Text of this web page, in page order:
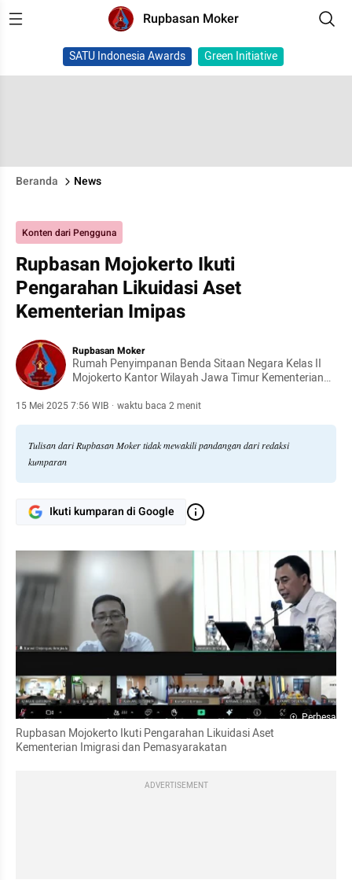
Rupbasan Moker
SATU Indonesia Awards Green Initiative
Beranda News
Konten dari Pengguna
Rupbasan Mojokerto Ikuti
Pengarahan Likuidasi Aset
Kementerian Imipas
Rupbasan Moker
Rumah Penyimpanan Benda Sitaan Negara Kelas II
Mojokerto Kantor Wilayah Jawa Timur Kementerian
15 Mei 2025 7:56 WIB · waktu baca 2 menit
Tulisan dari Rupbasan Moker tidak mewakili pandangan dari redaksi
kumparan
Ikuti kumparan di Google
Perbesar
Rupbasan Mojokerto Ikuti Pengarahan Likuidasi Aset
Kementerian Imigrasi dan Pemasyarakatan
ADVERTISEMENT